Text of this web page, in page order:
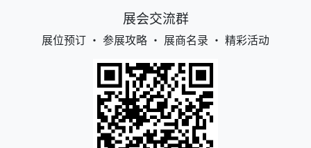
展会交流群
展位预订 • 参展攻略 • 展商名录 • 精彩活动